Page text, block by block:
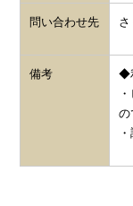
問い合わせ先
備考
◆
の